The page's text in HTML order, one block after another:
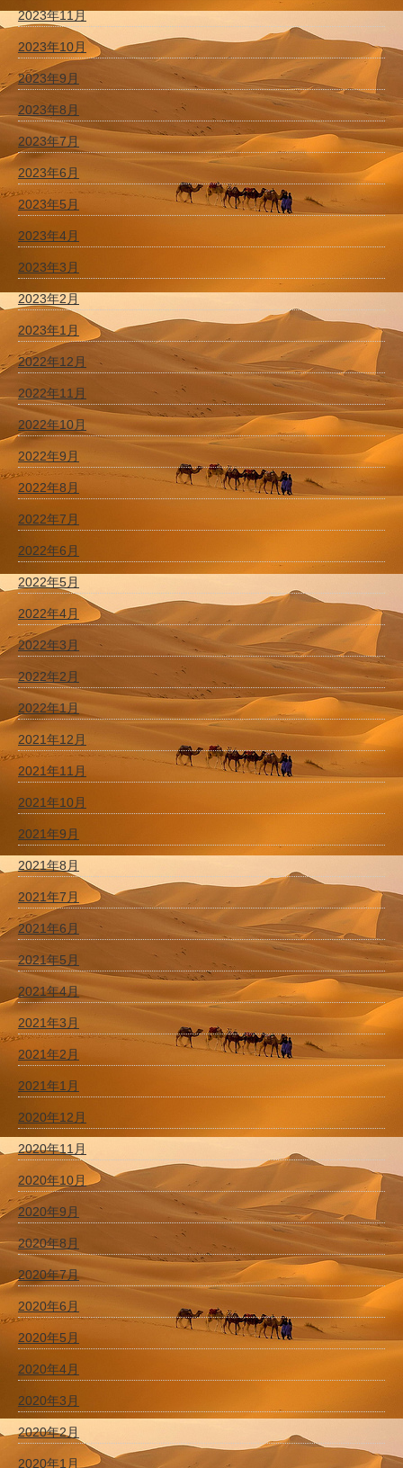
2023年11月
2023年10月
2023年9月
2023年8月
2023年7月
2023年6月
2023年5月
2023年4月
2023年3月
2023年2月
2023年1月
2022年12月
2022年11月
2022年10月
2022年9月
2022年8月
2022年7月
2022年6月
2022年5月
2022年4月
2022年3月
2022年2月
2022年1月
2021年12月
2021年11月
2021年10月
2021年9月
2021年8月
2021年7月
2021年6月
2021年5月
2021年4月
2021年3月
2021年2月
2021年1月
2020年12月
2020年11月
2020年10月
2020年9月
2020年8月
2020年7月
2020年6月
2020年5月
2020年4月
2020年3月
2020年2月
2020年1月